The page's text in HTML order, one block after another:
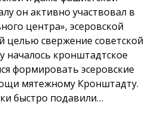
он активно участвовал в
центра», эсеровской
целью свержение советской
началось кронштадтское
формировать эсеровские
мятежному Кронштадту.
быстро подавили…